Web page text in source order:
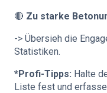
🔴 Zu starke
-> Übersieh die
Statistiken.
*Profi-Tipps: Halte
Liste fest und